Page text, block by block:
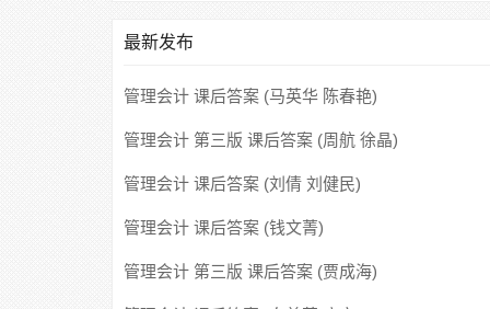
最新发布
管理会计 课后答案 (马英华 陈春艳)
管理会计 第三版 课后答案 (周航 徐晶)
管理会计 课后答案 (刘倩 刘健民)
管理会计 课后答案 (钱文菁)
管理会计 第三版 课后答案 (贾成海)